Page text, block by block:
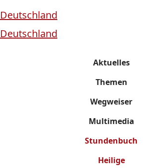
Aktuelles
Themen
Wegweiser
Multimedia
Stundenbuch
Heilige